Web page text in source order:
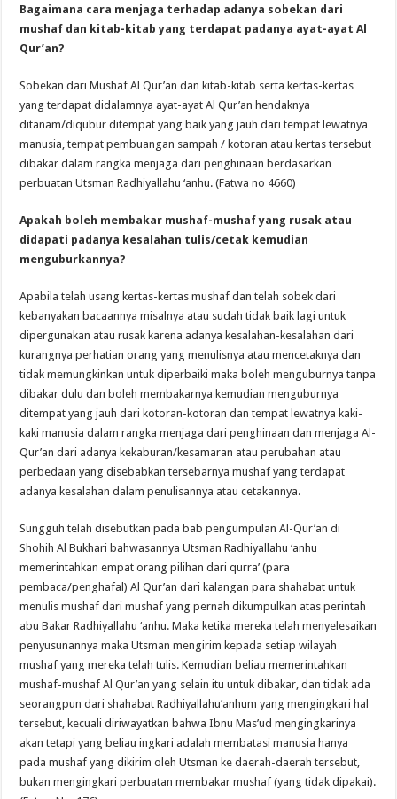
Bagaimana cara menjaga terhadap adanya sobekan dari
mushaf dan kitab-kitab yang terdapat padanya ayat-ayat Al
Qur’an?
Sobekan dari Mushaf Al Qur’an dan kitab-kitab serta kertas-kertas
yang terdapat didalamnya ayat-ayat Al Qur’an hendaknya
ditanam/diqubur ditempat yang baik yang jauh dari tempat lewatnya
manusia, tempat pembuangan sampah / kotoran atau kertas tersebut
dibakar dalam rangka menjaga dari penghinaan berdasarkan
perbuatan Utsman Radhiyallahu ‘anhu. (Fatwa no 4660)
Apakah boleh membakar mushaf-mushaf yang rusak atau
didapati padanya kesalahan tulis/cetak kemudian
menguburkannya?
Apabila telah usang kertas-kertas mushaf dan telah sobek dari
kebanyakan bacaannya misalnya atau sudah tidak baik lagi untuk
dipergunakan atau rusak karena adanya kesalahan-kesalahan dari
kurangnya perhatian orang yang menulisnya atau mencetaknya dan
tidak memungkinkan untuk diperbaiki maka boleh menguburnya tanpa
dibakar dulu dan boleh membakarnya kemudian menguburnya
ditempat yang jauh dari kotoran-kotoran dan tempat lewatnya kaki-
kaki manusia dalam rangka menjaga dari penghinaan dan menjaga Al-
Qur’an dari adanya kekaburan/kesamaran atau perubahan atau
perbedaan yang disebabkan tersebarnya mushaf yang terdapat
adanya kesalahan dalam penulisannya atau cetakannya.
Sungguh telah disebutkan pada bab pengumpulan Al-Qur’an di
Shohih Al Bukhari bahwasannya Utsman Radhiyallahu ‘anhu
memerintahkan empat orang pilihan dari qurra’ (para
pembaca/penghafal) Al Qur’an dari kalangan para shahabat untuk
menulis mushaf dari mushaf yang pernah dikumpulkan atas perintah
abu Bakar Radhiyallahu ‘anhu. Maka ketika mereka telah menyelesaikan
penyusunannya maka Utsman mengirim kepada setiap wilayah
mushaf yang mereka telah tulis. Kemudian beliau memerintahkan
mushaf-mushaf Al Qur’an yang selain itu untuk dibakar, dan tidak ada
seorangpun dari shahabat Radhiyallahu’anhum yang mengingkari hal
tersebut, kecuali diriwayatkan bahwa Ibnu Mas’ud mengingkarinya
akan tetapi yang beliau ingkari adalah membatasi manusia hanya
pada mushaf yang dikirim oleh Utsman ke daerah-daerah tersebut,
bukan mengingkari perbuatan membakar mushaf (yang tidak dipakai).